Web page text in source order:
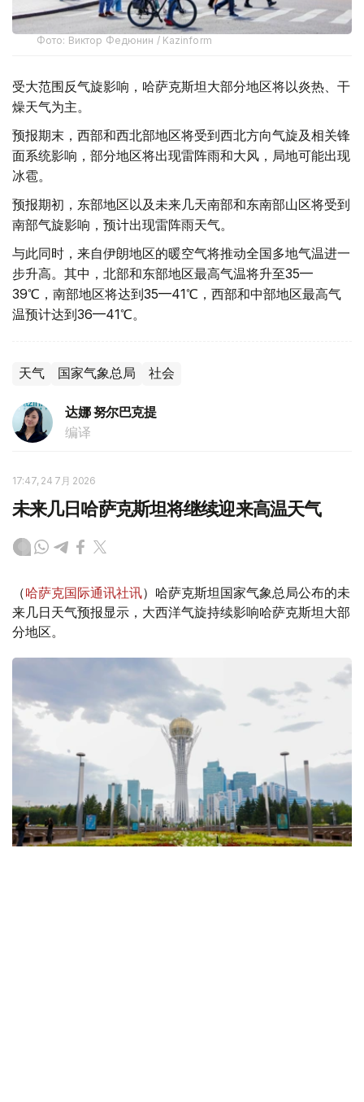
Фото: Виктор Федюнин / Kazinform
受大范围反气旋影响，哈萨克斯坦大部分地区将以炎热、干
燥天气为主。
预报期末，西部和西北部地区将受到西北方向气旋及相关锋
面系统影响，部分地区将出现雷阵雨和大风，局地可能出现
冰雹。
预报期初，东部地区以及未来几天南部和东南部山区将受到
南部气旋影响，预计出现雷阵雨天气。
与此同时，来自伊朗地区的暖空气将推动全国多地气温进一
步升高。其中，北部和东部地区最高气温将升至35—
39℃，南部地区将达到35—41℃，西部和中部地区最高气
温预计达到36—41℃。
天气 国家气象总局 社会
达娜 努尔巴克提
编译
17:47, 24 7月 2026
未来几日哈萨克斯坦将继续迎来高温天气
（哈萨克国际通讯社讯）哈萨克斯坦国家气象总局公布的未
来几日天气预报显示，大西洋气旋持续影响哈萨克斯坦大部
分地区。